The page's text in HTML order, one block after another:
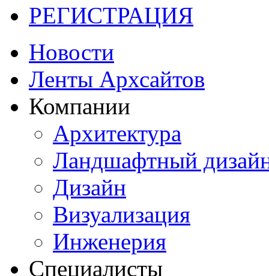
РЕГИСТРАЦИЯ
Новости
Ленты Архсайтов
Компании
Архитектура
Ландшафтный
Дизайн
Визуализация
Инженерия
Специалисты